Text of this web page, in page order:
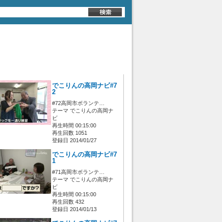
でこりんの高岡ナビ#7
2
#72高岡市ボランテ…
テーマ でこりんの高岡ナ
ビ
再生時間 00:15:00
再生回数 1051
登録日 2014/01/27
でこりんの高岡ナビ#7
1
#71高岡市ボランテ…
テーマ でこりんの高岡ナ
ビ
再生時間 00:15:00
再生回数 432
登録日 2014/01/13